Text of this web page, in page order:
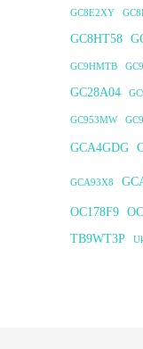
GC8E2XY
GC8HT58
GC9HMTB
GC28A04
GC953MW
GCA4GDG
GCA93X8
OC178F9
TB9WT3P